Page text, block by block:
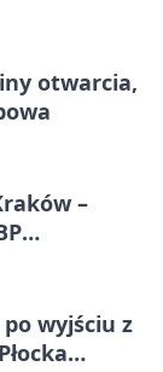
otwarcia,
–
przerwą
wyjściu z